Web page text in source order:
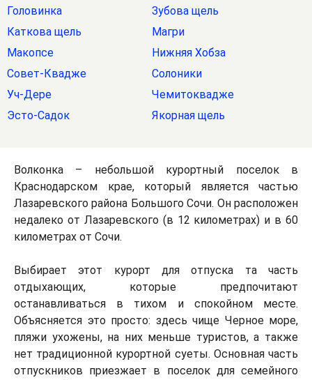
Головинка
Зубова щель
Каткова щель
Магри
Макопсе
Нижняя Хобза
Совет-Квадже
Солоники
Уч-Дере
Чемитоквадже
Эсто-Садок
Якорная щель
Волконка – небольшой курортный поселок в
Краснодарском крае, который является частью
Лазаревского района Большого Сочи. Он расположен
недалеко от Лазаревского (в 12 километрах) и в 60
километрах от Сочи.
Выбирает этот курорт для отпуска та часть
отдыхающих, которые предпочитают
останавливаться в тихом и спокойном месте.
Объясняется это просто: здесь чище Черное море,
пляжи ухожены, на них меньше туристов, а также
нет традиционной курортной суеты. Основная часть
отпускников приезжает в поселок для семейного